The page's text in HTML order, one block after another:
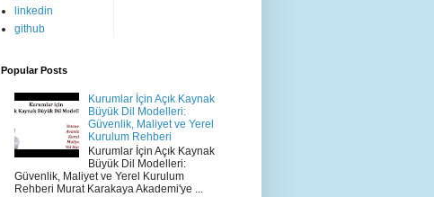
linkedin
github
Popular Posts
Kurumlar İçin Açık Kaynak
Büyük Dil Modelleri:
Güvenlik, Maliyet ve Yerel
Kurulum Rehberi
Kurumlar İçin Açık Kaynak
Büyük Dil Modelleri:
Güvenlik, Maliyet ve Yerel Kurulum
Rehberi Murat Karakaya Akademi'ye ...